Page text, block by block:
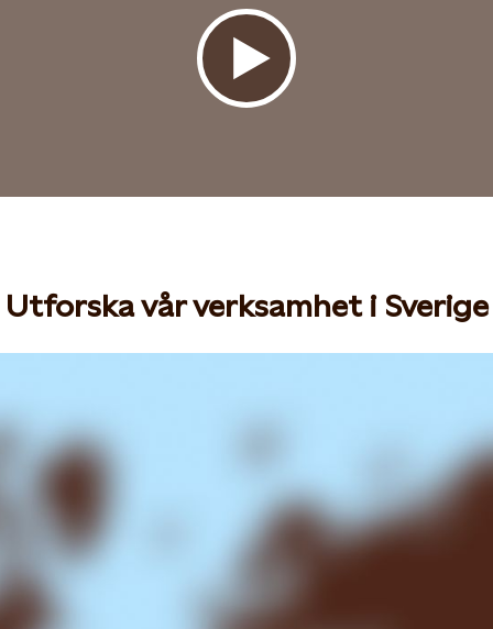
Utforska vår verksamhet i Sverige